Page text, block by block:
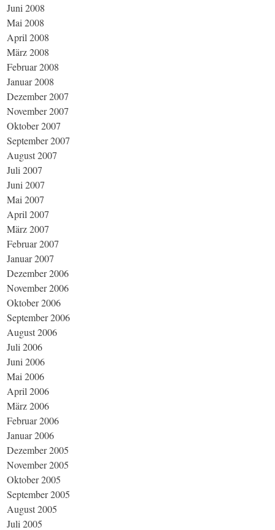
Juni 2008
Mai 2008
April 2008
März 2008
Februar 2008
Januar 2008
Dezember 2007
November 2007
Oktober 2007
September 2007
August 2007
Juli 2007
Juni 2007
Mai 2007
April 2007
März 2007
Februar 2007
Januar 2007
Dezember 2006
November 2006
Oktober 2006
September 2006
August 2006
Juli 2006
Juni 2006
Mai 2006
April 2006
März 2006
Februar 2006
Januar 2006
Dezember 2005
November 2005
Oktober 2005
September 2005
August 2005
Juli 2005